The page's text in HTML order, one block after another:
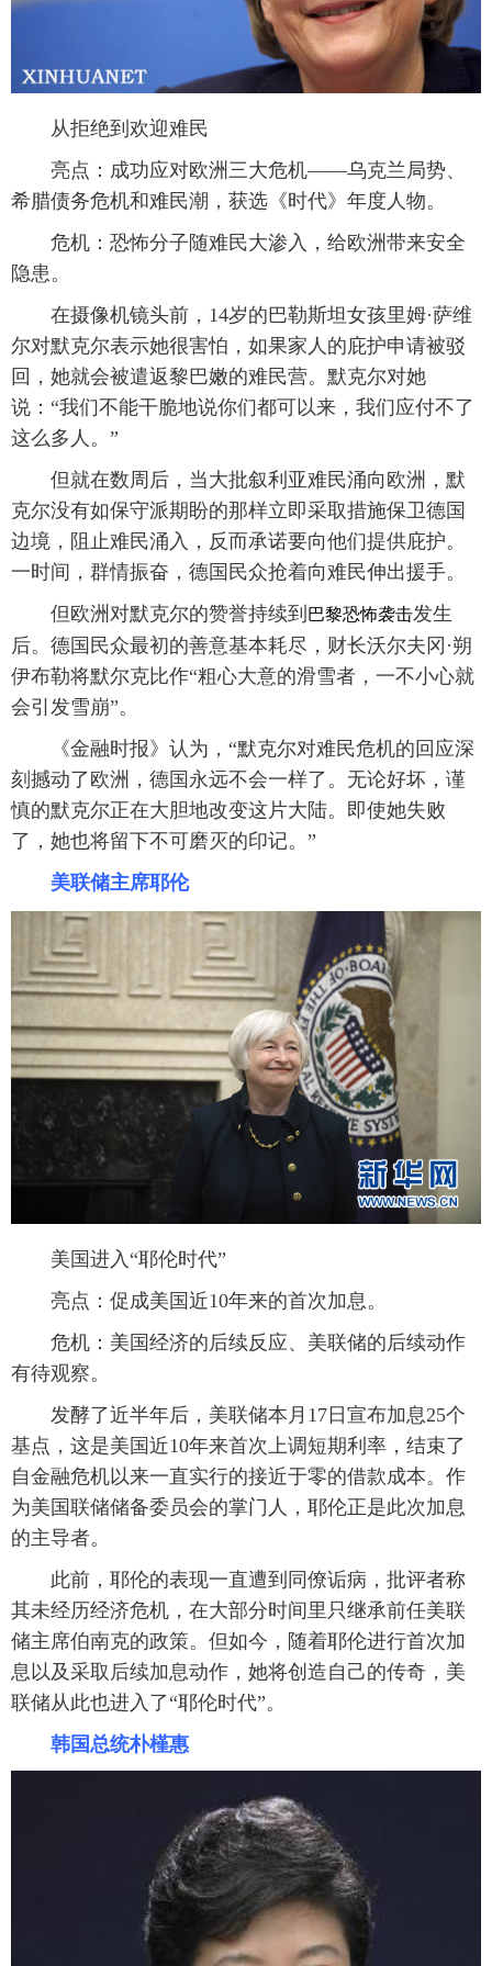
从拒绝到欢迎难民
亮点：成功应对欧洲三大危机——乌克兰局势、
希腊债务危机和难民潮，获选《时代》年度人物。
危机：恐怖分子随难民大渗入，给欧洲带来安全
隐患。
在摄像机镜头前，14岁的巴勒斯坦女孩里姆·萨维
尔对默克尔表示她很害怕，如果家人的庇护申请被驳
回，她就会被遣返黎巴嫩的难民营。默克尔对她
说：“我们不能干脆地说你们都可以来，我们应付不了
这么多人。”
但就在数周后，当大批叙利亚难民涌向欧洲，默
克尔没有如保守派期盼的那样立即采取措施保卫德国
边境，阻止难民涌入，反而承诺要向他们提供庇护。
一时间，群情振奋，德国民众抢着向难民伸出援手。
但欧洲对默克尔的赞誉持续到 巴黎恐怖袭击发生
后。德国民众最初的善意基本耗尽，财长沃尔夫冈·朔
伊布勒将默尔克比作“粗心大意的滑雪者，一不小心就
会引发雪崩”。
《金融时报》认为，“默克尔对难民危机的回应深
刻撼动了欧洲，德国永远不会一样了。无论好坏，谨
慎的默克尔正在大胆地改变这片大陆。即使她失败
了，她也将留下不可磨灭的印记。”
美联储主席耶伦
美国进入“耶伦时代”
亮点：促成美国近10年来的首次加息。
危机：美国经济的后续反应、美联储的后续动作
有待观察。
发酵了近半年后，美联储本月17日宣布加息25个
基点，这是美国近10年来首次上调短期利率，结束了
自金融危机以来一直实行的接近于零的借款成本。作
为美国联储储备委员会的掌门人，耶伦正是此次加息
的主导者。
此前，耶伦的表现一直遭到同僚诟病，批评者称
其未经历经济危机，在大部分时间里只继承前任美联
储主席伯南克的政策。但如今，随着耶伦进行首次加
息以及采取后续加息动作，她将创造自己的传奇，美
联储从此也进入了“耶伦时代”。
韩国总统朴槿惠